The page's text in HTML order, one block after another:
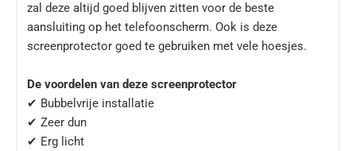
zal deze altijd goed blijven zitten voor de beste
aansluiting op het telefoonscherm. Ook is deze
screenprotector goed te gebruiken met vele hoesjes.
De voordelen van deze screenprotector
✔ Bubbelvrije installatie
✔ Zeer dun
✔ Erg licht